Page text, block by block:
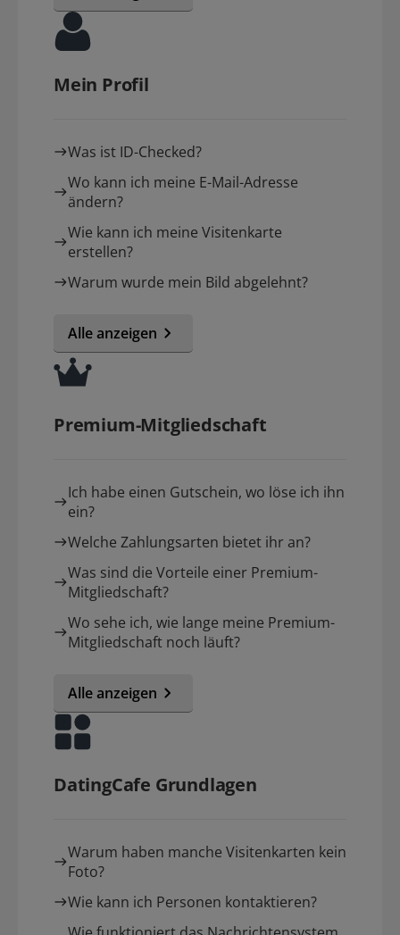
Mein Profil
Was ist ID-Checked?
Wo kann ich meine E-Mail-Adresse
ändern?
Wie kann ich meine Visitenkarte
erstellen?
Warum wurde mein Bild abgelehnt?
Alle anzeigen
Premium-Mitgliedschaft
Ich habe einen Gutschein, wo löse ich ihn
ein?
Welche Zahlungsarten bietet ihr an?
Was sind die Vorteile einer Premium-
Mitgliedschaft?
Wo sehe ich, wie lange meine Premium-
Mitgliedschaft noch läuft?
Alle anzeigen
DatingCafe Grundlagen
Warum haben manche Visitenkarten kein
Foto?
Wie kann ich Personen kontaktieren?